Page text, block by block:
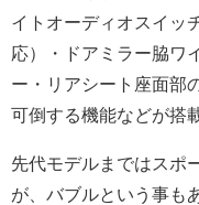
イトオーディオスイッ
応）・ドアミラー脇ワ
ー・リアシート座面部
可倒する機能などが搭
先代モデルまではスポ
が、バブルという事も